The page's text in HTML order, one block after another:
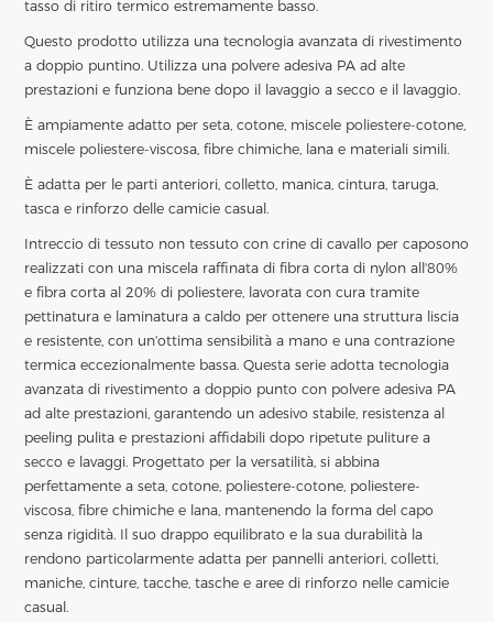
tasso di ritiro termico estremamente basso.
Questo prodotto utilizza una tecnologia avanzata di rivestimento
a doppio puntino. Utilizza una polvere adesiva PA ad alte
prestazioni e funziona bene dopo il lavaggio a secco e il lavaggio.
È ampiamente adatto per seta, cotone, miscele poliestere-cotone,
miscele poliestere-viscosa, fibre chimiche, lana e materiali simili.
È adatta per le parti anteriori, colletto, manica, cintura, taruga,
tasca e rinforzo delle camicie casual.
Intreccio di tessuto non tessuto con crine di cavallo per caposono
realizzati con una miscela raffinata di fibra corta di nylon all'80%
e fibra corta al 20% di poliestere, lavorata con cura tramite
pettinatura e laminatura a caldo per ottenere una struttura liscia
e resistente, con un'ottima sensibilità a mano e una contrazione
termica eccezionalmente bassa. Questa serie adotta tecnologia
avanzata di rivestimento a doppio punto con polvere adesiva PA
ad alte prestazioni, garantendo un adesivo stabile, resistenza al
peeling pulita e prestazioni affidabili dopo ripetute puliture a
secco e lavaggi. Progettato per la versatilità, si abbina
perfettamente a seta, cotone, poliestere-cotone, poliestere-
viscosa, fibre chimiche e lana, mantenendo la forma del capo
senza rigidità. Il suo drappo equilibrato e la sua durabilità la
rendono particolarmente adatta per pannelli anteriori, colletti,
maniche, cinture, tacche, tasche e aree di rinforzo nelle camicie
casual.